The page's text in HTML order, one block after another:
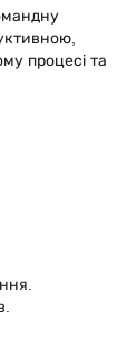
процесі та